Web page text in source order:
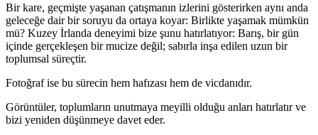
Bir kare, geçmişte yaşanan çatışmanın izlerini gösterirken aynı anda
geleceğe dair bir soruyu da ortaya koyar: Birlikte yaşamak mümkün
mü? Kuzey İrlanda deneyimi bize şunu hatırlatıyor: Barış, bir gün
içinde gerçekleşen bir mucize değil; sabırla inşa edilen uzun bir
toplumsal süreçtir.
Fotoğraf ise bu sürecin hem hafızası hem de vicdanıdır.
Görüntüler, toplumların unutmaya meyilli olduğu anları hatırlatır ve
bizi yeniden düşünmeye davet eder.